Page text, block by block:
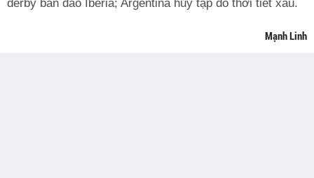
derby bán đảo Iberia; Argentina hủy tập do thời tiết xấu.
Mạnh Linh